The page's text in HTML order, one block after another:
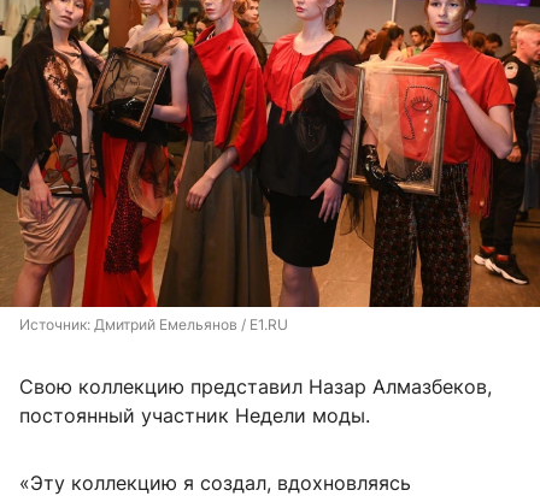
Источник: Дмитрий Емельянов / E1.RU
Свою коллекцию представил Назар Алмазбеков,
постоянный участник Недели моды.
«Эту коллекцию я создал, вдохновляясь